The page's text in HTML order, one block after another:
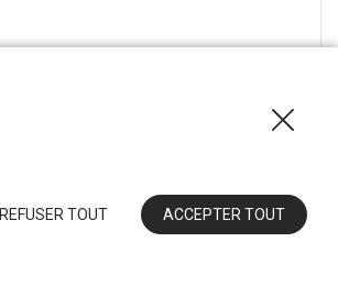
REFUSER TOUT ACCEPTER TOUT